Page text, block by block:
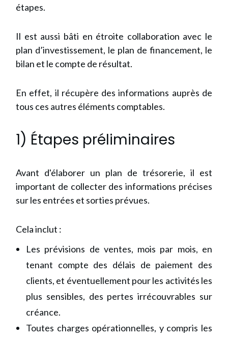
étapes.
Il est aussi bâti en étroite collaboration avec le
plan d’investissement, le plan de financement, le
bilan et le compte de résultat.
En effet, il récupère des informations auprès de
tous ces autres éléments comptables.
1) Étapes préliminaires
Avant d'élaborer un plan de trésorerie, il est
important de collecter des informations précises
sur les entrées et sorties prévues.
Cela inclut :
Les prévisions de ventes, mois par mois, en
tenant compte des délais de paiement des
clients, et éventuellement pour les activités les
plus sensibles, des pertes irrécouvrables sur
créance.
Toutes charges opérationnelles, y compris les